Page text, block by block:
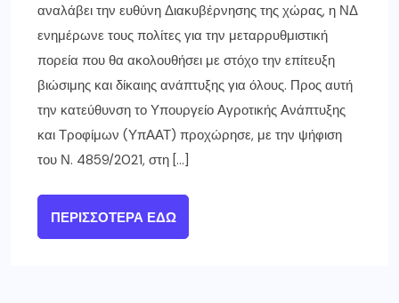
αναλάβει την ευθύνη Διακυβέρνησης της χώρας, η ΝΔ
ενημέρωνε τους πολίτες για την μεταρρυθμιστική
πορεία που θα ακολουθήσει με στόχο την επίτευξη
βιώσιμης και δίκαιης ανάπτυξης για όλους. Προς αυτή
την κατεύθυνση το Υπουργείο Αγροτικής Ανάπτυξης
και Τροφίμων (ΥπΑΑΤ) προχώρησε, με την ψήφιση
του Ν. 4859/2021, στη […]
ΠΕΡΙΣΣΌΤΕΡΑ ΕΔΏ